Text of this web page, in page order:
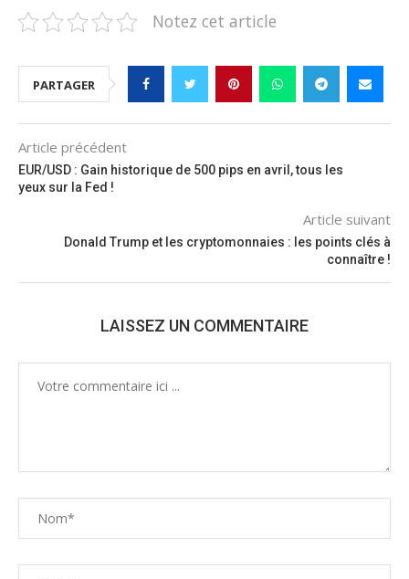
Notez cet article
PARTAGER
Article précédent
EUR/USD : Gain historique de 500 pips en avril, tous les
yeux sur la Fed !
Article suivant
Donald Trump et les cryptomonnaies : les points clés à
connaître !
LAISSEZ UN COMMENTAIRE